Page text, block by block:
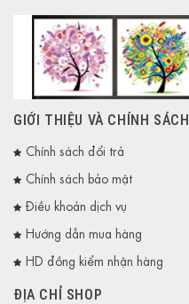
GIỚI THIỆU VÀ CHÍNH SÁCH
Chính sách đổi trả
Chính sách bảo mật
Điều khoản dịch vụ
Hướng dẫn mua hàng
HD đồng kiểm nhận hàng
ĐỊA CHỈ SHOP